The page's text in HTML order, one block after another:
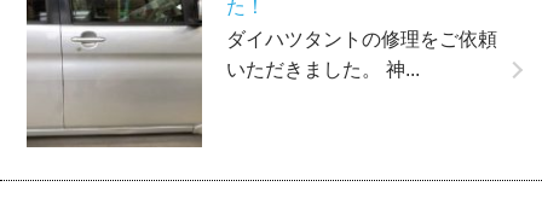
た！
ダイハツタントの修理をご依頼
いただきました。 神...